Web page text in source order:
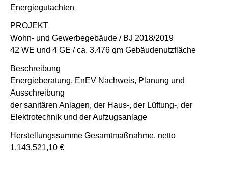
Energiegutachten
PROJEKT
Wohn- und Gewerbegebäude / BJ 2018/2019
42 WE und 4 GE / ca. 3.476 qm Gebäudenutzfläche
Beschreibung
Energieberatung, EnEV Nachweis, Planung und
Ausschreibung
der sanitären Anlagen, der Haus-, der Lüftung-, der
Elektrotechnik und der Aufzugsanlage
Herstellungssumme Gesamtmaßnahme, netto
1.143.521,10 €